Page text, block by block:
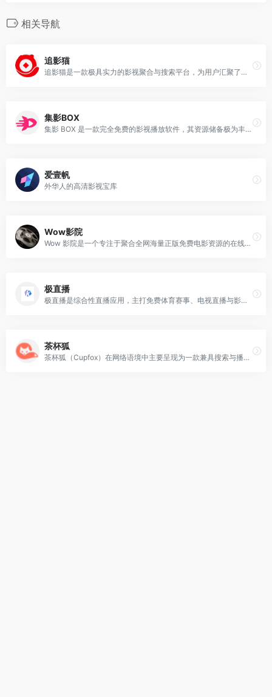
相关导航
追影猫
追影猫是一款极具实力的影视聚合与搜索平台，为用户汇聚了丰富多样的电影、电视剧、综艺、动漫等各类影视资源。凭借高清播放、离线下载以及个性化推荐等实用功能，用户无论何时何地，都能随心观看喜爱的影视内容。
集影BOX
集影 BOX 是一款完全免费的影视播放软件，其资源储备极为丰富，涵盖电影、电视剧、动漫、综艺等各类影视内容。
爱壹帆
外华人的高清影视宝库
Wow影院
Wow 影院是一个专注于聚合全网海量正版免费电影资源的在线平台，旨在为用户打造高清且流畅的热门电影观看环境。
极直播
极直播是综合性直播应用，主打免费体育赛事、电视直播与影视点播，覆盖手机、平板及智能电视等多终端。
茶杯狐
茶杯狐（Cupfox）在网络语境中主要呈现为一款兼具搜索与播放功能的影视平台。影视资源宝库，凭借强大的搜索能力，能够帮助用户快速检索全网各类影视资源。